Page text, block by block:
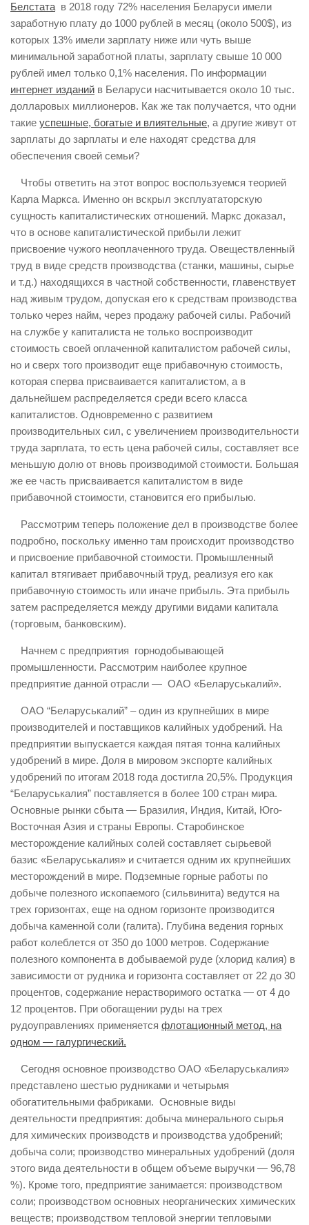
Белстата в 2018 году 72% населения Беларуси имели
заработную плату до 1000 рублей в месяц (около 500$), из
которых 13% имели зарплату ниже или чуть выше
минимальной заработной платы, зарплату свыше 10 000
рублей имел только 0,1% населения. По информации
интернет изданий в Беларуси насчитывается около 10 тыс.
долларовых миллионеров. Как же так получается, что одни
такие успешные, богатые и влиятельные, а другие живут от
зарплаты до зарплаты и еле находят средства для
обеспечения своей семьи?
Чтобы ответить на этот вопрос воспользуемся теорией
Карла Маркса. Именно он вскрыл эксплуататорскую
сущность капиталистических отношений. Маркс доказал,
что в основе капиталистической прибыли лежит
присвоение чужого неоплаченного труда. Овеществленный
труд в виде средств производства (станки, машины, сырье
и т.д.) находящихся в частной собственности, главенствует
над живым трудом, допуская его к средствам производства
только через найм, через продажу рабочей силы. Рабочий
на службе у капиталиста не только воспроизводит
стоимость своей оплаченной капиталистом рабочей силы,
но и сверх того производит еще прибавочную стоимость,
которая сперва присваивается капиталистом, а в
дальнейшем распределяется среди всего класса
капиталистов. Одновременно с развитием
производительных сил, с увеличением производительности
труда зарплата, то есть цена рабочей силы, составляет все
меньшую долю от вновь производимой стоимости. Большая
же ее часть присваивается капиталистом в виде
прибавочной стоимости, становится его прибылью.
Рассмотрим теперь положение дел в производстве более
подробно, поскольку именно там происходит производство
и присвоение прибавочной стоимости. Промышленный
капитал втягивает прибавочный труд, реализуя его как
прибавочную стоимость или иначе прибыль. Эта прибыль
затем распределяется между другими видами капитала
(торговым, банковским).
Начнем с предприятия горнодобывающей
промышленности. Рассмотрим наиболее крупное
предприятие данной отрасли — ОАО «Беларуськалий».
ОАО “Беларуськалий” – один из крупнейших в мире
производителей и поставщиков калийных удобрений. На
предприятии выпускается каждая пятая тонна калийных
удобрений в мире. Доля в мировом экспорте калийных
удобрений по итогам 2018 года достигла 20,5%. Продукция
“Беларуськалия” поставляется в более 100 стран мира.
Основные рынки сбыта — Бразилия, Индия, Китай, Юго-
Восточная Азия и страны Европы. Старобинское
месторождение калийных солей составляет сырьевой
базис «Беларуськалия» и считается одним их крупнейших
месторождений в мире. Подземные горные работы по
добыче полезного ископаемого (сильвинита) ведутся на
трех горизонтах, еще на одном горизонте производится
добыча каменной соли (галита). Глубина ведения горных
работ колеблется от 350 до 1000 метров. Содержание
полезного компонента в добываемой руде (хлорид калия) в
зависимости от рудника и горизонта составляет от 22 до 30
процентов, содержание нерастворимого остатка — от 4 до
12 процентов. При обогащении руды на трех
рудоуправлениях применяется флотационный метод, на
одном — галургический.
Сегодня основное производство ОАО «Беларуськалия»
представлено шестью рудниками и четырьмя
обогатительными фабриками. Основные виды
деятельности предприятия: добыча минерального сырья
для химических производств и производства удобрений;
добыча соли; производство минеральных удобрений (доля
этого вида деятельности в общем объеме выручки — 96,78
%). Кроме того, предприятие занимается: производством
соли; производством основных неорганических химических
веществ; производством тепловой энергии тепловыми